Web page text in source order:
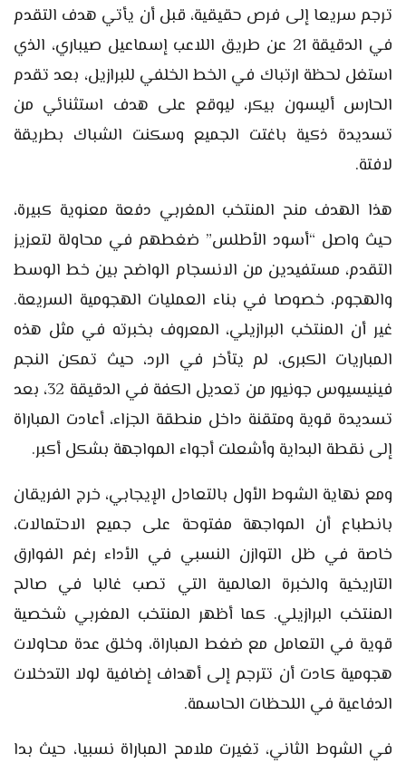
ترجم سريعا إلى فرص حقيقية، قبل أن يأتي هدف التقدم
في الدقيقة 21 عن طريق اللاعب إسماعيل صيباري، الذي
استغل لحظة ارتباك في الخط الخلفي للبرازيل، بعد تقدم
الحارس أليسون بيكر، ليوقع على هدف استثنائي من
تسديدة ذكية باغتت الجميع وسكنت الشباك بطريقة
لافتة.
هذا الهدف منح المنتخب المغربي دفعة معنوية كبيرة،
حيث واصل “أسود الأطلس” ضغطهم في محاولة لتعزيز
التقدم، مستفيدين من الانسجام الواضح بين خط الوسط
والهجوم، خصوصا في بناء العمليات الهجومية السريعة.
غير أن المنتخب البرازيلي، المعروف بخبرته في مثل هذه
المباريات الكبرى، لم يتأخر في الرد، حيث تمكن النجم
فينيسيوس جونيور من تعديل الكفة في الدقيقة 32، بعد
تسديدة قوية ومتقنة داخل منطقة الجزاء، أعادت المباراة
إلى نقطة البداية وأشعلت أجواء المواجهة بشكل أكبر.
ومع نهاية الشوط الأول بالتعادل الإيجابي، خرج الفريقان
بانطباع أن المواجهة مفتوحة على جميع الاحتمالات،
خاصة في ظل التوازن النسبي في الأداء رغم الفوارق
التاريخية والخبرة العالمية التي تصب غالبا في صالح
المنتخب البرازيلي. كما أظهر المنتخب المغربي شخصية
قوية في التعامل مع ضغط المباراة، وخلق عدة محاولات
هجومية كادت أن تترجم إلى أهداف إضافية لولا التدخلات
الدفاعية في اللحظات الحاسمة.
في الشوط الثاني، تغيرت ملامح المباراة نسبيا، حيث بدا